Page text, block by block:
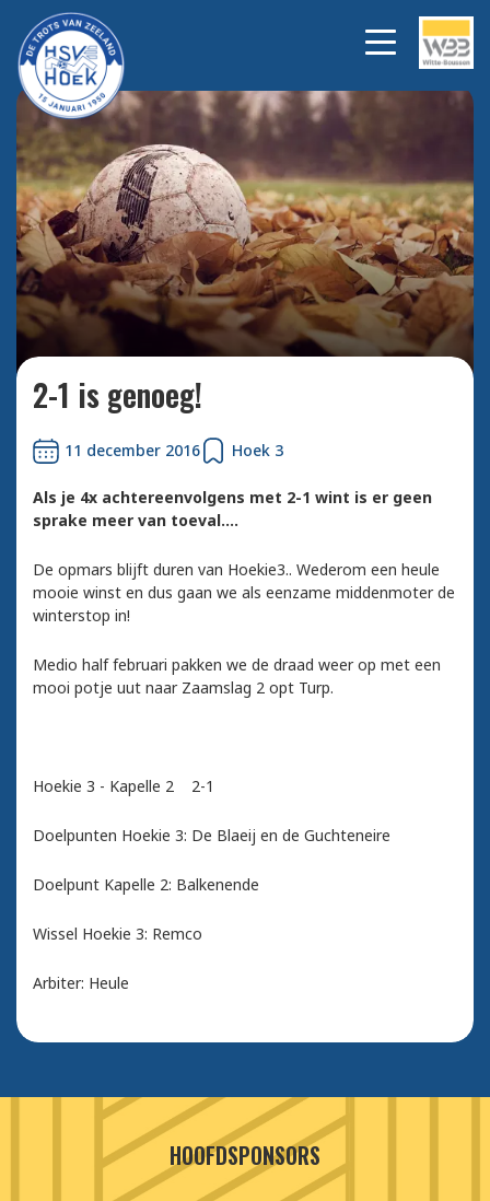
Bekijk alle foto's
2-1 is genoeg!
11 december 2016 Hoek 3
Als je 4x achtereenvolgens met 2-1 wint is er geen
sprake meer van toeval....
De opmars blijft duren van Hoekie3.. Wederom een heule
mooie winst en dus gaan we als eenzame middenmoter de
winterstop in!
Medio half februari pakken we de draad weer op met een
mooi potje uut naar Zaamslag 2 opt Turp.
Hoekie 3 - Kapelle 2 2-1
Doelpunten Hoekie 3: De Blaeij en de Guchteneire
Doelpunt Kapelle 2: Balkenende
Wissel Hoekie 3: Remco
Arbiter: Heule
HOOFDSPONSORS